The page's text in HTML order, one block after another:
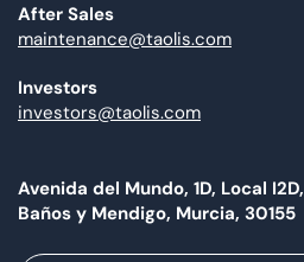
After Sales
maintenance@taolis.com
Investors
investors@taolis.com
Avenida del Mundo, 1D, Local I2D,
Baños y Mendigo, Murcia, 30155